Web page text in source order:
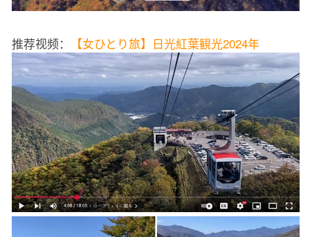
推荐视频： 【女ひとり旅】日光紅葉観光2024年